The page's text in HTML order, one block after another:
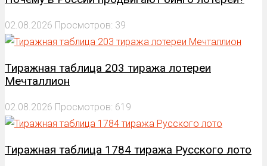
02.08.2026 Просмотров: 39
Тиражная таблица 203 тиража лотереи
Мечталлион
02.08.2026 Просмотров: 619
Тиражная таблица 1784 тиража Русского лото